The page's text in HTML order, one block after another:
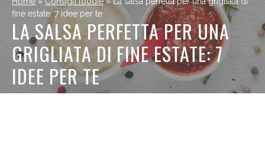
fine estate: 7 idee per te
LA SALSA PERFETTA PER UNA
GRIGLIATA DI FINE ESTATE: 7
IDEE PER TE